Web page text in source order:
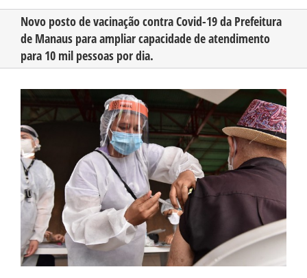
CONHEÇA O AMAZONAS
PUBLICIDADE
CONTATO
Novo posto de vacinação contra Covid-19 da Prefeitura
de Manaus para ampliar capacidade de atendimento
para 10 mil pessoas por dia.
Larger
Image